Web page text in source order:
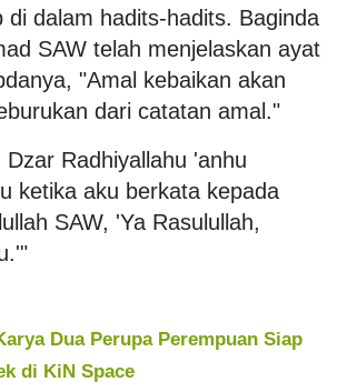
di dalam hadits-hadits. Baginda
SAW telah menjelaskan ayat
"Amal kebaikan akan
dari catatan amal."
Dzar Radhiyallahu 'anhu
ketika aku berkata kepada
SAW, 'Ya Rasulullah,
Dua Perupa Perempuan Siap
di KiN Space